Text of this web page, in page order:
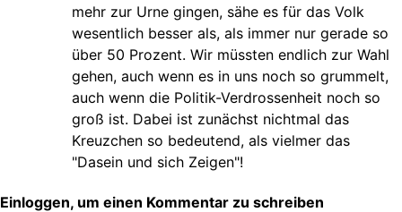
mehr zur Urne gingen, sähe es für das Volk
wesentlich besser als, als immer nur gerade so
über 50 Prozent. Wir müssten endlich zur Wahl
gehen, auch wenn es in uns noch so grummelt,
auch wenn die Politik-Verdrossenheit noch so
groß ist. Dabei ist zunächst nichtmal das
Kreuzchen so bedeutend, als vielmer das
"Dasein und sich Zeigen"!
Einloggen, um einen Kommentar zu schreiben